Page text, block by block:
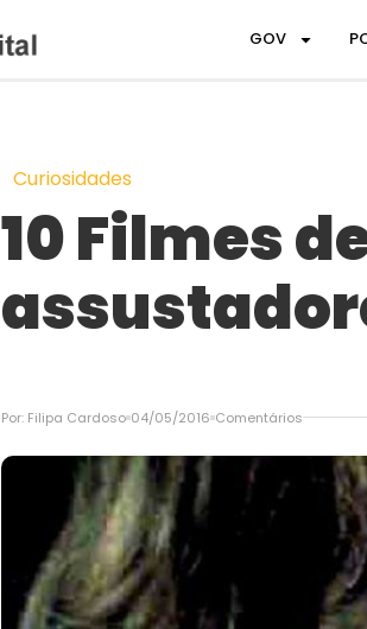
GOV
Curiosidades
10 Filmes
Por: Filipa Cardoso 04/05/2016 Comentários